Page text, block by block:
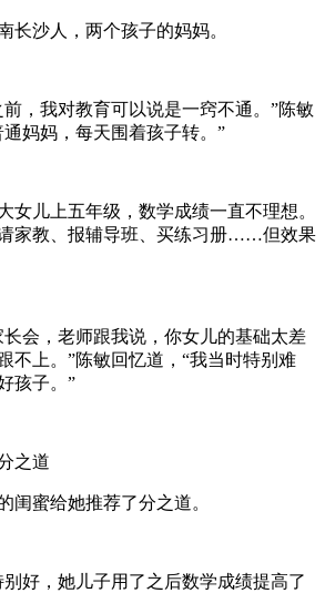
长沙人，两个孩子的妈妈。
，我对教育可以说是一窍不通。”陈敏
妈妈，每天围着孩子转。”
女儿上五年级，数学成绩一直不理想。
家教、报辅导班、买练习册……但效果
会，老师跟我说，你女儿的基础太差
不上。”陈敏回忆道，“我当时特别难
孩子。”
之道
闺蜜给她推荐了分之道。
好，她儿子用了之后数学成绩提高了